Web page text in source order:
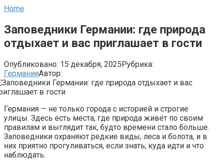
Home
Заповедники Германии: где природа
отдыхает и вас приглашает в гости
Опубликовано: 15 декабря, 2025Рубрика:
ГерманияАвтор:
Германия — не только города с историей и строгие
улицы. Здесь есть места, где природа живёт по своим
правилам и выглядит так, будто времени стало больше.
Заповедники охраняют редкие виды, леса и болота, и в
них приятно прогуливаться, если знать, куда идти и что
наблюдать.